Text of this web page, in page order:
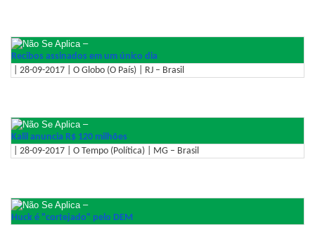
–
Recibos assinados em um único dia
| 28-09-2017 | O Globo (O País) | RJ – Brasil
–
Kalil anuncia R$ 120 milhões
| 28-09-2017 | O Tempo (Política) | MG – Brasil
–
Huck é "cortejado" pelo DEM